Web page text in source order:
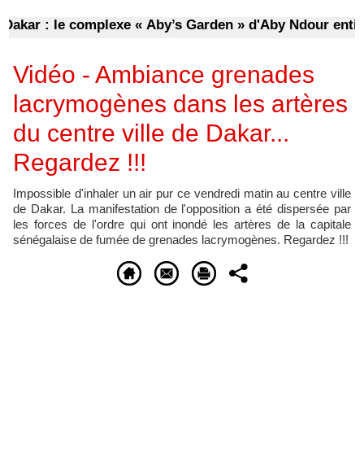
: le complexe « Aby’s Garden » d'Aby Ndour
Vidéo - Ambiance grenades
lacrymogènes dans les artères
du centre ville de Dakar...
Regardez !!!
Impossible d'inhaler un air pur ce vendredi matin au centre ville
de Dakar. La manifestation de l'opposition a été dispersée par
les forces de l'ordre qui ont inondé les artères de la capitale
sénégalaise de fumée de grenades lacrymogènes. Regardez !!!